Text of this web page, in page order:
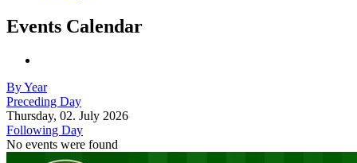
Events Calendar
By Year
Preceding Day
Thursday, 02. July 2026
Following Day
No events were found